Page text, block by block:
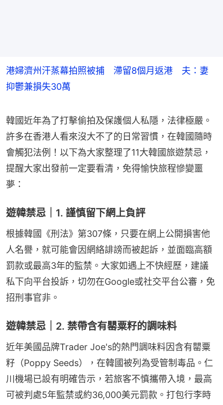
港婦濟州汗蒸幕拍照被捕 滯留8個月返港 夫：妻
抑鬱兼損失30萬
韓國近年為了打擊偷拍及保護個人私隱，法律極嚴。
許多在香港人看來沒大不了的日常習慣，在韓國隨時
會觸犯法例！以下為大家整理了11大韓國旅遊禁忌，
提醒大家出發前一定要看清，免得愉快旅程慘變噩
夢：
遊韓禁忌｜1. 謹慎留下網上負評
根據韓國《刑法》第307條，只要在網上公開損害他
人名譽，就可能會因網絡誹謗而被起訴，並面臨高額
罰款或最高3年的監禁。大家如遇上不快經歷，建議
私下向平台投訴，切勿在Google或社交平台公審，免
招刑事官非。
遊韓禁忌｜2. 禁帶含有罌粟籽的調味料
近年美國品牌Trader Joe's的熱門調味料因含有罌粟
籽（Poppy Seeds），在韓國被列為受管制毒品。仁
川機場已設有明確告示，若旅客不慎攜帶入境，最高
可被判處5年監禁或約36,000美元罰款。打包行李時